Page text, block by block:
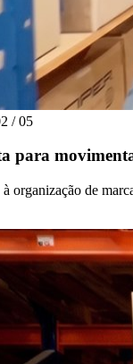
/ 05
para
organização de